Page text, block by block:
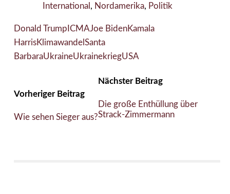
International , Nordamerika, Politik
Donald Trump ICMAJoe BidenKamala
HarrisKlimawandel Santa
BarbaraUkraineUkrainekriegUSA
Vorheriger Beitrag
Wie sehen Sieger aus?
Nächster Beitrag
Die große Enthüllung über
Strack-Zimmermann